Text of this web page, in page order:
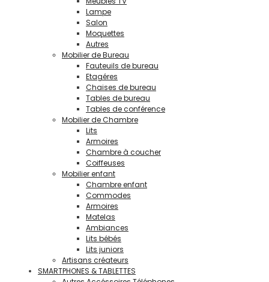
Lampe
Salon
Moquettes
Autres
Mobilier de Bureau
Fauteuils de bureau
Etagéres
Chaises de bureau
Tables de bureau
Tables de conférence
Mobilier de Chambre
Lits
Armoires
Chambre à coucher
Coiffeuses
Mobilier enfant
Chambre enfant
Commodes
Armoires
Matelas
Ambiances
Lits bébés
Lits juniors
Artisans créateurs
SMARTPHONES & TABLETTES